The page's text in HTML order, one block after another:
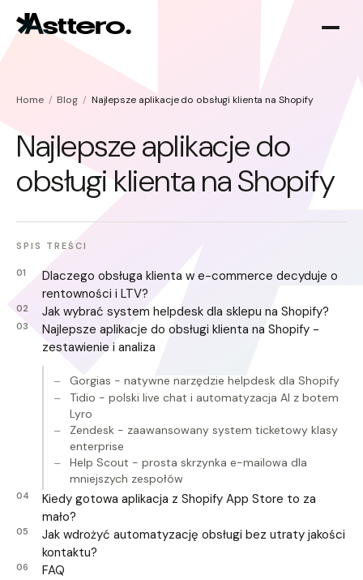
Optymalizacja Shopify
O nas
Home Blog Najlepsze aplikacje do obsługi klienta na Shopify
Najlepsze aplikacje do
obsługi klienta na Shopify
SPIS TREŚCI
Dlaczego obsługa klienta w e-commerce decyduje o
rentowności i LTV?
Jak wybrać system helpdesk dla sklepu na Shopify?
Najlepsze aplikacje do obsługi klienta na Shopify -
zestawienie i analiza
Gorgias - natywne narzędzie helpdesk dla Shopify
Tidio - polski live chat i automatyzacja AI z botem
Lyro
Zendesk - zaawansowany system ticketowy klasy
enterprise
Help Scout - prosta skrzynka e-mailowa dla
mniejszych zespołów
Kiedy gotowa aplikacja z Shopify App Store to za
mało?
Jak wdrożyć automatyzację obsługi bez utraty jakości
kontaktu?
FAQ